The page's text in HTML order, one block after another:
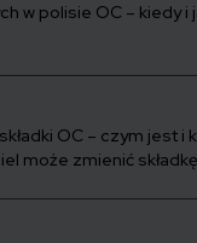
w polisie OC – kiedy i
OC – czym jest i
może zmienić